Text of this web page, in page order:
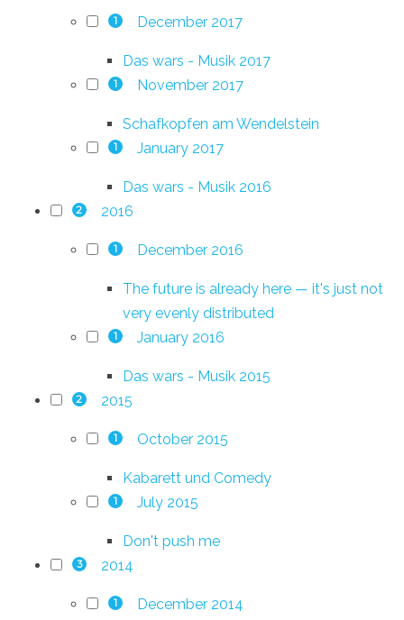
1 December 2017
Das wars - Musik 2017
1 November 2017
Schafkopfen am Wendelstein
1 January 2017
Das wars - Musik 2016
2 2016
1 December 2016
The future is already here — it's just not
very evenly distributed
1 January 2016
Das wars - Musik 2015
2 2015
1 October 2015
Kabarett und Comedy
1 July 2015
Don't push me
3 2014
1 December 2014